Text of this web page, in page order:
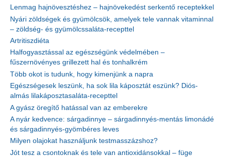
Lenmag hajnövesztéshez – hajnövekedést serkentő receptekkel
Nyári zöldségek és gyümölcsök, amelyek tele vannak vitaminnal
– zöldség- és gyümölcssaláta-recepttel
Artritiszdiéta
Halfogyasztással az egészségünk védelmében –
fűszernövényes grillezett hal és tonhalkrém
Több okot is tudunk, hogy kimenjünk a napra
Egészségesek leszünk, ha sok lila káposztát eszünk? Diós-
almás lilakáposztasaláta-recepttel
A gyász öregítő hatással van az emberekre
A nyár kedvence: sárgadinnye – sárgadinnyés-mentás limonádé
és sárgadinnyés-gyömbéres leves
Milyen olajokat használjunk testmasszázshoz?
Jót tesz a csontoknak és tele van antioxidánsokkal – füge